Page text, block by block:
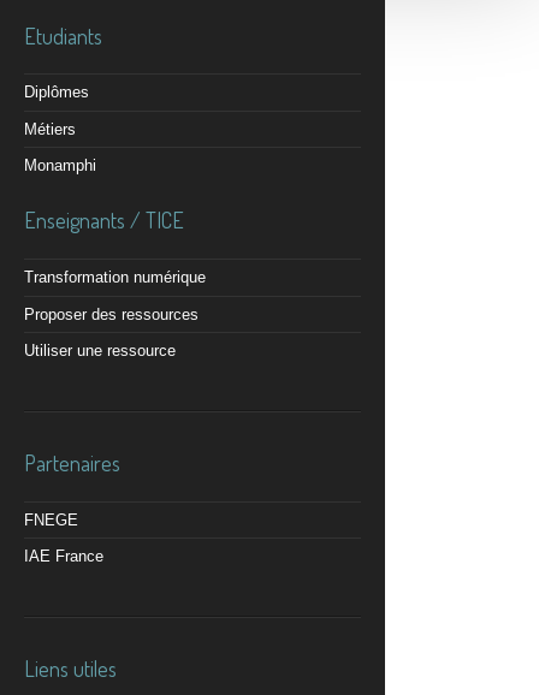
Etudiants
Diplômes
Métiers
Monamphi
Enseignants / TICE
Transformation numérique
Proposer des ressources
Utiliser une ressource
Partenaires
FNEGE
IAE France
Liens utiles